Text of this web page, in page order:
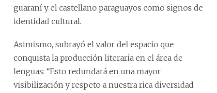
guaraní y el castellano paraguayos como signos de
identidad cultural.
Asimismo, subrayó el valor del espacio que
conquista la producción literaria en el área de
lenguas: “Esto redundará en una mayor
visibilización y respeto a nuestra rica diversidad